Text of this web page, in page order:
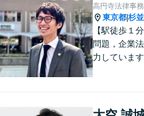
高円寺法律事
東京都 杉
【駅徒歩１
問題，企業
力していま